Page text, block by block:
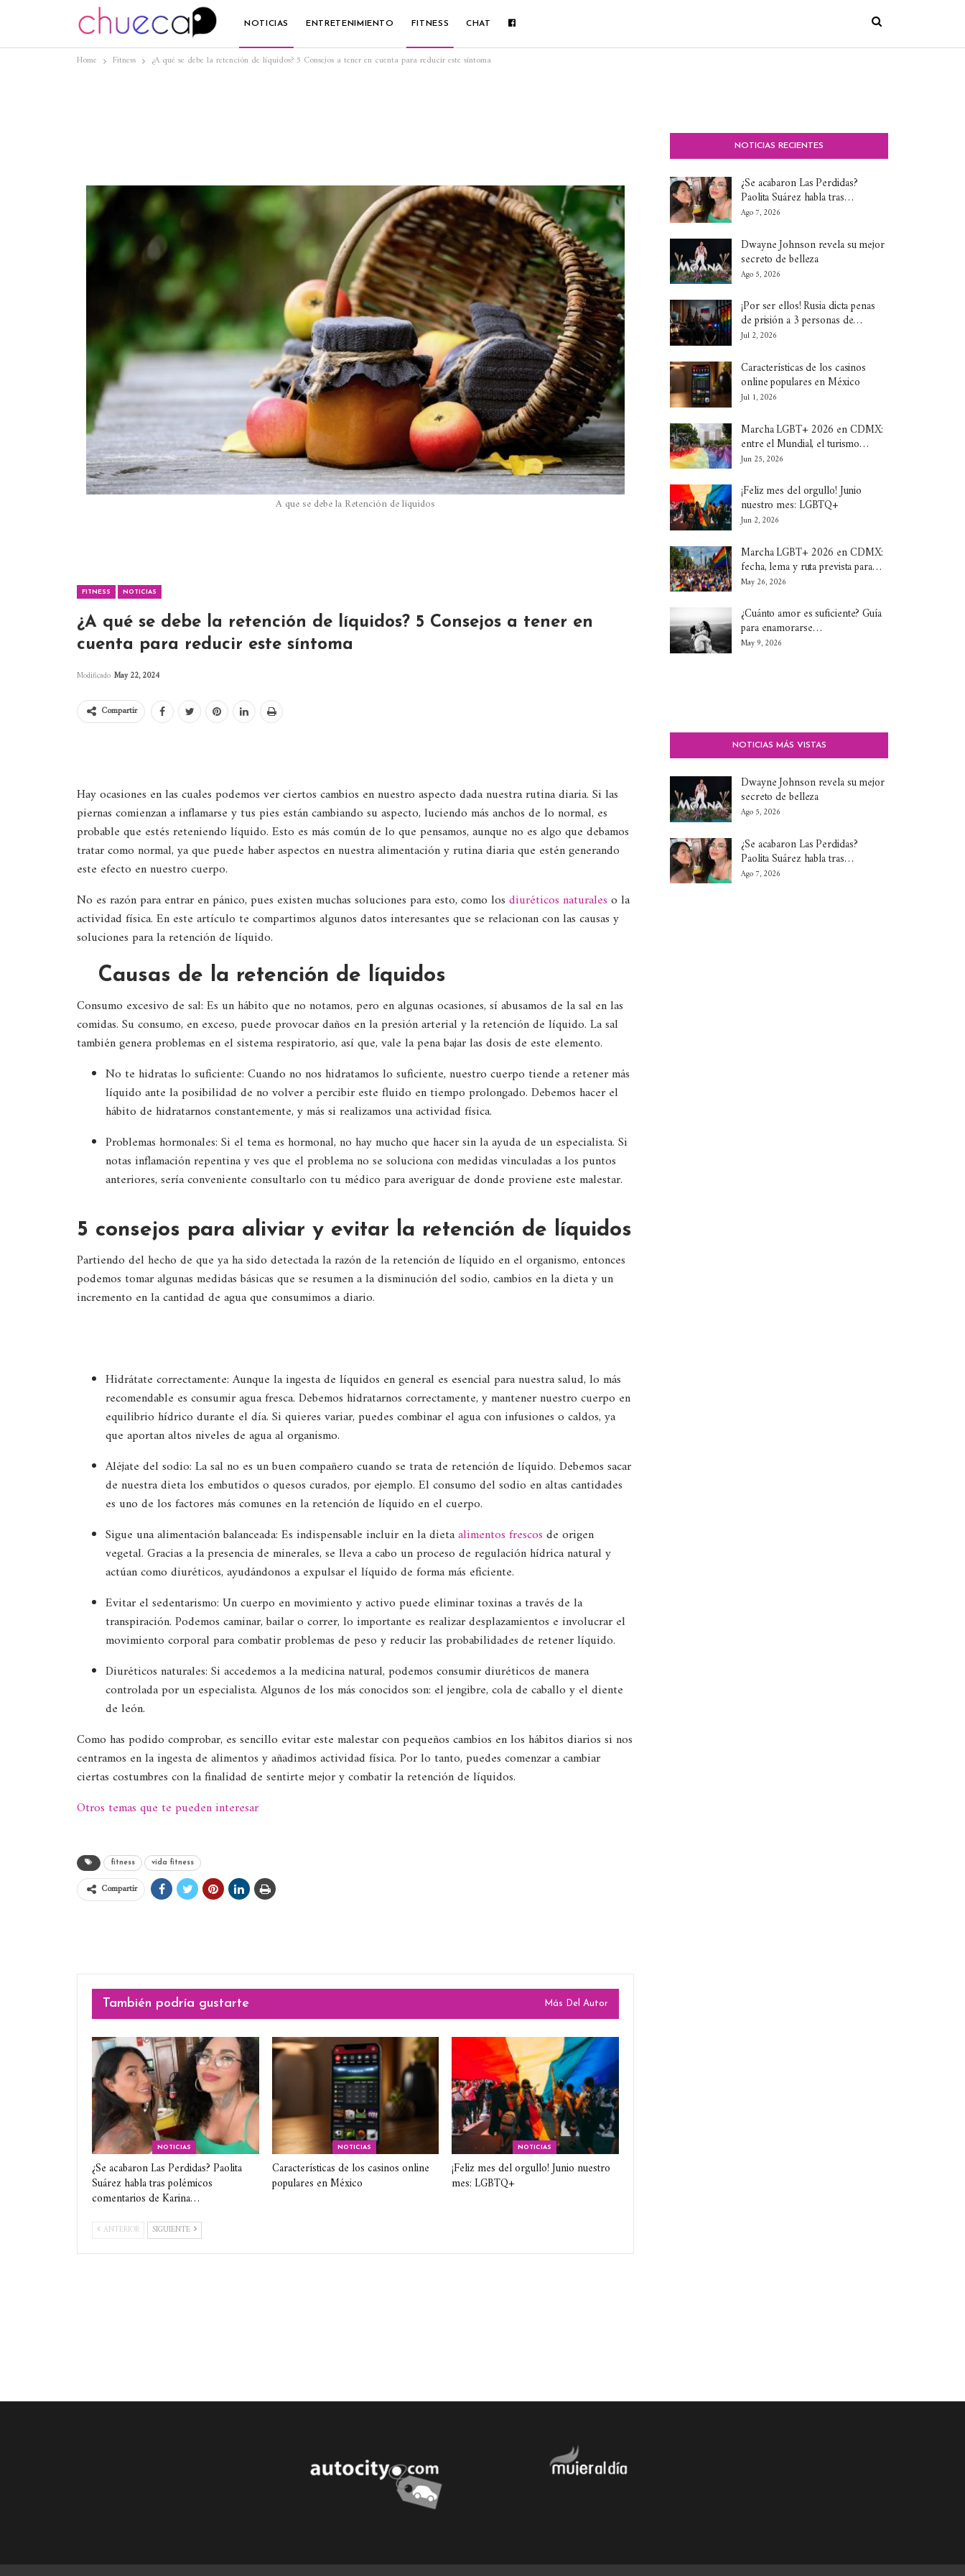
NOTICIAS ENTRETENIMIENTO FITNESS CHAT
Home Fitness ¿A qué se debe la retención de líquidos? 5 Consejos a tener en cuenta para reducir este síntoma
A que se debe la Retención de líquidos
FITNESS NOTICIAS
¿A qué se debe la retención de líquidos? 5 Consejos a tener en
cuenta para reducir este síntoma
Modificado May 22, 2024
Compartir
Hay ocasiones en las cuales podemos ver ciertos cambios en nuestro aspecto dada nuestra rutina diaria. Si las
piernas comienzan a inflamarse y tus pies están cambiando su aspecto, luciendo más anchos de lo normal, es
probable que estés reteniendo líquido. Esto es más común de lo que pensamos, aunque no es algo que debamos
tratar como normal, ya que puede haber aspectos en nuestra alimentación y rutina diaria que estén generando
este efecto en nuestro cuerpo.
No es razón para entrar en pánico, pues existen muchas soluciones para esto, como los diuréticos naturales o la
actividad física. En este artículo te compartimos algunos datos interesantes que se relacionan con las causas y
soluciones para la retención de líquido.
Causas de la retención de líquidos
Consumo excesivo de sal: Es un hábito que no notamos, pero en algunas ocasiones, sí abusamos de la sal en las
comidas. Su consumo, en exceso, puede provocar daños en la presión arterial y la retención de líquido. La sal
también genera problemas en el sistema respiratorio, así que, vale la pena bajar las dosis de este elemento.
No te hidratas lo suficiente: Cuando no nos hidratamos lo suficiente, nuestro cuerpo tiende a retener más
líquido ante la posibilidad de no volver a percibir este fluido en tiempo prolongado. Debemos hacer el
hábito de hidratarnos constantemente, y más si realizamos una actividad física.
Problemas hormonales: Si el tema es hormonal, no hay mucho que hacer sin la ayuda de un especialista. Si
notas inflamación repentina y ves que el problema no se soluciona con medidas vinculadas a los puntos
anteriores, sería conveniente consultarlo con tu médico para averiguar de donde proviene este malestar.
5 consejos para aliviar y evitar la retención de líquidos
Partiendo del hecho de que ya ha sido detectada la razón de la retención de líquido en el organismo, entonces
podemos tomar algunas medidas básicas que se resumen a la disminución del sodio, cambios en la dieta y un
incremento en la cantidad de agua que consumimos a diario.
Hidrátate correctamente: Aunque la ingesta de líquidos en general es esencial para nuestra salud, lo más
recomendable es consumir agua fresca. Debemos hidratarnos correctamente, y mantener nuestro cuerpo en
equilibrio hídrico durante el día. Si quieres variar, puedes combinar el agua con infusiones o caldos, ya
que aportan altos niveles de agua al organismo.
Aléjate del sodio: La sal no es un buen compañero cuando se trata de retención de líquido. Debemos sacar
de nuestra dieta los embutidos o quesos curados, por ejemplo. El consumo del sodio en altas cantidades
es uno de los factores más comunes en la retención de líquido en el cuerpo.
Sigue una alimentación balanceada: Es indispensable incluir en la dietaalimentos frescos de origen
vegetal. Gracias a la presencia de minerales, se lleva a cabo un proceso de regulación hídrica natural y
actúan como diuréticos, ayudándonos a expulsar el líquido de forma más eficiente.
Evitar el sedentarismo: Un cuerpo en movimiento y activo puede eliminar toxinas a través de la
transpiración. Podemos caminar, bailar o correr, lo importante es realizar desplazamientos e involucrar el
movimiento corporal para combatir problemas de peso y reducir las probabilidades de retener líquido.
Diuréticos naturales: Si accedemos a la medicina natural, podemos consumir diuréticos de manera
controlada por un especialista. Algunos de los más conocidos son: el jengibre, cola de caballo y el diente
de león.
Como has podido comprobar, es sencillo evitar este malestar con pequeños cambios en los hábitos diarios si nos
centramos en la ingesta de alimentos y añadimos actividad física. Por lo tanto, puedes comenzar a cambiar
ciertas costumbres con la finalidad de sentirte mejor y combatir la retención de líquidos.
Otros temas que te pueden interesar
fitness vida fitness
Compartir
También podría gustarte Más Del Autor
NOTICIAS
¿Se acabaron Las Perdidas? Paolita
Suárez habla tras polémicos
comentarios de Karina…
NOTICIAS
Características de los casinos online
populares en México
NOTICIAS
¡Feliz mes del orgullo! Junio nuestro
mes: LGBTQ+
ANTERIOR SIGUIENTE
NOTICIAS RECIENTES
¿Se acabaron Las Perdidas?
Paolita Suárez habla tras…
Ago 7, 2026
Dwayne Johnson revela su mejor
secreto de belleza
Ago 5, 2026
¡Por ser ellos! Rusia dicta penas
de prisión a 3 personas de…
Jul 2, 2026
Características de los casinos
online populares en México
Jul 1, 2026
Marcha LGBT+ 2026 en CDMX:
entre el Mundial, el turismo…
Jun 25, 2026
¡Feliz mes del orgullo! Junio
nuestro mes: LGBTQ+
Jun 2, 2026
Marcha LGBT+ 2026 en CDMX:
fecha, lema y ruta prevista para…
May 26, 2026
¿Cuánto amor es suficiente? Guía
para enamorarse…
May 9, 2026
NOTICIAS MÁS VISTAS
Dwayne Johnson revela su mejor
secreto de belleza
Ago 5, 2026
¿Se acabaron Las Perdidas?
Paolita Suárez habla tras…
Ago 7, 2026